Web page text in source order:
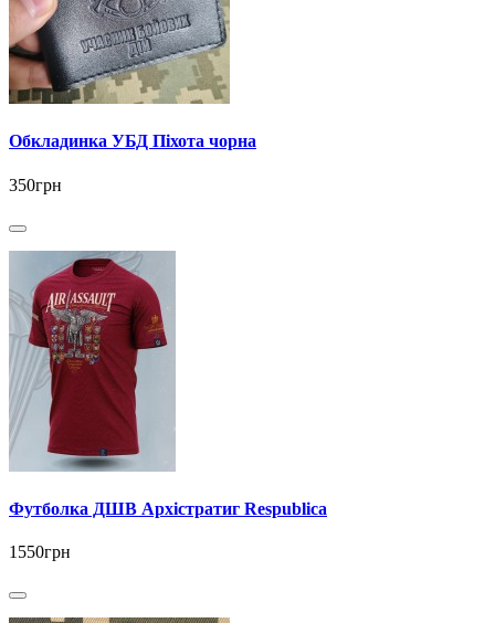
Обкладинка УБД Піхота чорна
350грн
Футболка ДШВ Архістратиг Respublica
1550грн